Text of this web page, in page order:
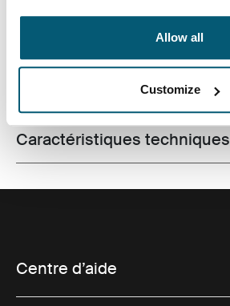
Allow all
Customize
Toggle features
Toutes les caractéristiques
Toggle techspec
Caractéristiques techniques
Centre d’aide